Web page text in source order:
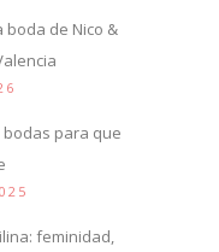
boda de Nico &
bodas para que
feminidad,